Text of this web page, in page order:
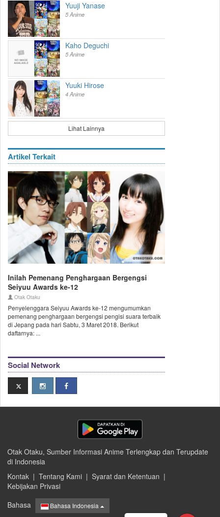
Yuuji Yanase
5 Anime
Kaho Deguchi
5 Anime
Yuuki Hirose
4 Anime
Lihat Lainnya
Artikel Terkait
Inilah Pemenang Penghargaan Bergengsi
Seiyuu Awards ke-12
Otak Otaku
Penyelenggara Seiyuu Awards ke-12 mengumumkan
pemenang penghargaan bergengsi pengisi suara terbaik
di Jepang pada hari Sabtu, 3 Maret 2018. Berikut
daftarnya: ...
Social Network
Otak Otaku, Sumber Informasi Anime Terlengkap dan Terupdate
di Indonesia
Kontak | Tentang Kami | Syarat dan Ketentuan |
Kebijakan Privasi
Bahasa
Bahasa Indonesia